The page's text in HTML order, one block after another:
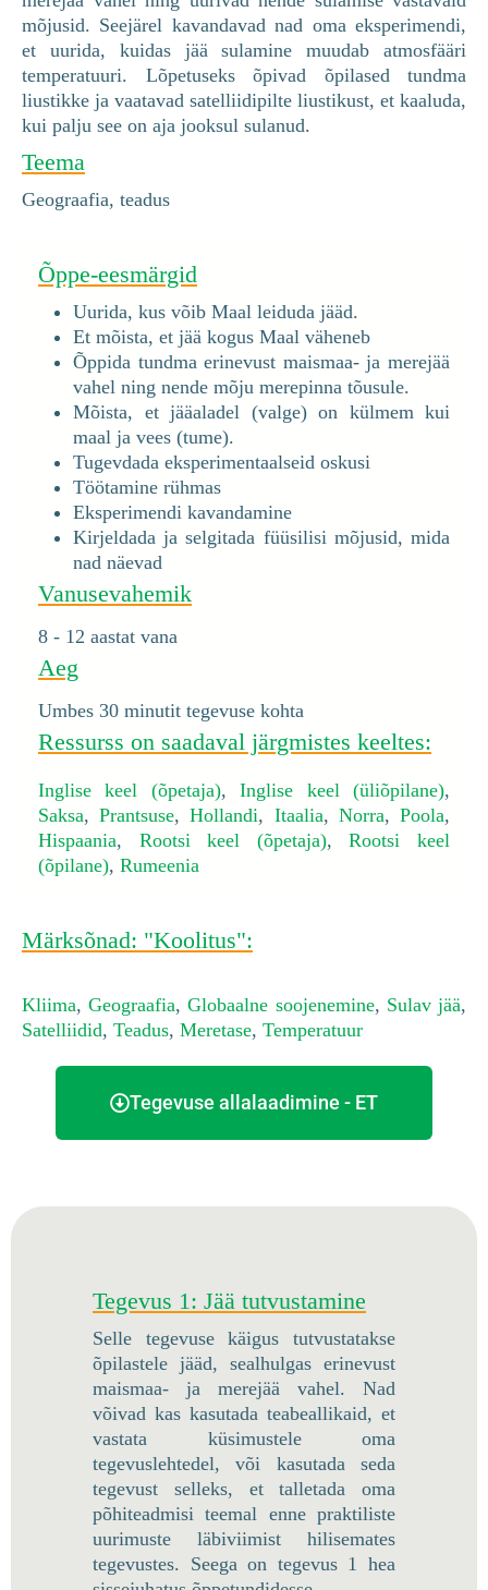
mõjusid. Seejärel kavandavad nad oma eksperimendi,
et uurida, kuidas jää sulamine muudab atmosfääri
temperatuuri. Lõpetuseks õpivad õpilased tundma
liustikke ja vaatavad satelliidipilte liustikust, et kaaluda,
kui palju see on aja jooksul sulanud.
Teema
Geograafia, teadus
Õppe-eesmärgid
Uurida, kus võib Maal leiduda jääd.
Et mõista, et jää kogus Maal väheneb
Õppida tundma erinevust maismaa- ja merejää
vahel ning nende mõju merepinna tõusule.
Mõista, et jääaladel (valge) on külmem kui
maal ja vees (tume).
Tugevdada eksperimentaalseid oskusi
Töötamine rühmas
Eksperimendi kavandamine
Kirjeldada ja selgitada füüsilisi mõjusid, mida
nad näevad
Vanusevahemik
8 - 12 aastat vana
Aeg
Umbes 30 minutit tegevuse kohta
Ressurss on saadaval järgmistes keeltes:
Inglise keel (õpetaja),Inglise keel (üliõpilane),
Saksa,Prantsuse,Hollandi, Itaalia, Norra,Poola,
Hispaania, Rootsi keel (õpetaja),Rootsi keel
(õpilane), Rumeenia
Märksõnad: "Koolitus":
Kliima,Geograafia,Globaalne soojenemine, Sulav jää,
Satelliidid, Teadus, Meretase, Temperatuur
Tegevuse allalaadimine - ET
Tegevus 1: Jää tutvustamine
Selle tegevuse käigus tutvustatakse
õpilastele jääd, sealhulgas erinevust
maismaa- ja merejää vahel. Nad
võivad kas kasutada teabeallikaid, et
vastata küsimustele oma
tegevuslehtedel, või kasutada seda
tegevust selleks, et talletada oma
põhiteadmisi teemal enne praktiliste
uurimuste läbiviimist hilisemates
tegevustes. Seega on tegevus 1 hea